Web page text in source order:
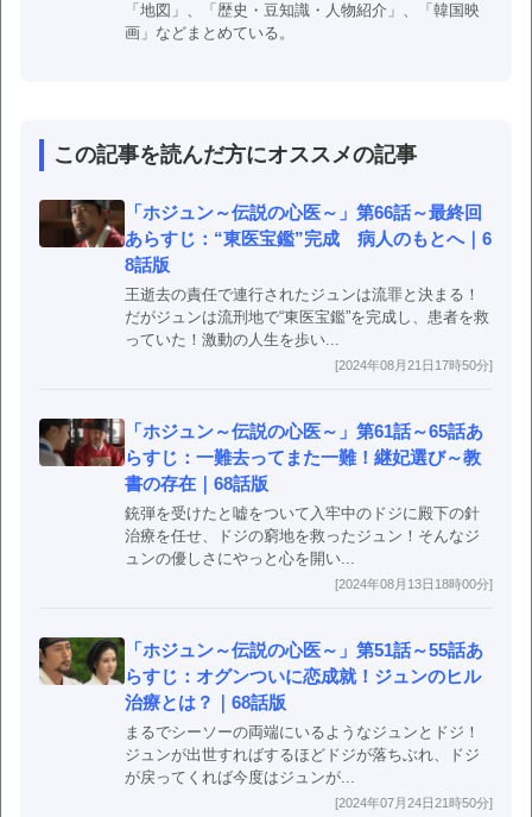
「地図」、「歴史・豆知識・人物紹介」、「韓国映
画」などまとめている。
この記事を読んだ方にオススメの記事
「ホジュン～伝説の心医～」第66話～最終回
あらすじ：“東医宝鑑”完成 病人のもとへ｜6
8話版
王逝去の責任で連行されたジュンは流罪と決まる！
だがジュンは流刑地で“東医宝鑑”を完成し、患者を救
っていた！激動の人生を歩い...
[2024年08月21日17時50分]
「ホジュン～伝説の心医～」第61話～65話あ
らすじ：一難去ってまた一難！継妃選び～教
書の存在｜68話版
銃弾を受けたと嘘をついて入牢中のドジに殿下の針
治療を任せ、ドジの窮地を救ったジュン！そんなジ
ュンの優しさにやっと心を開い...
[2024年08月13日18時00分]
「ホジュン～伝説の心医～」第51話～55話あ
らすじ：オグンついに恋成就！ジュンのヒル
治療とは？｜68話版
まるでシーソーの両端にいるようなジュンとドジ！
ジュンが出世すればするほどドジが落ちぶれ、ドジ
が戻ってくれば今度はジュンが...
[2024年07月24日21時50分]